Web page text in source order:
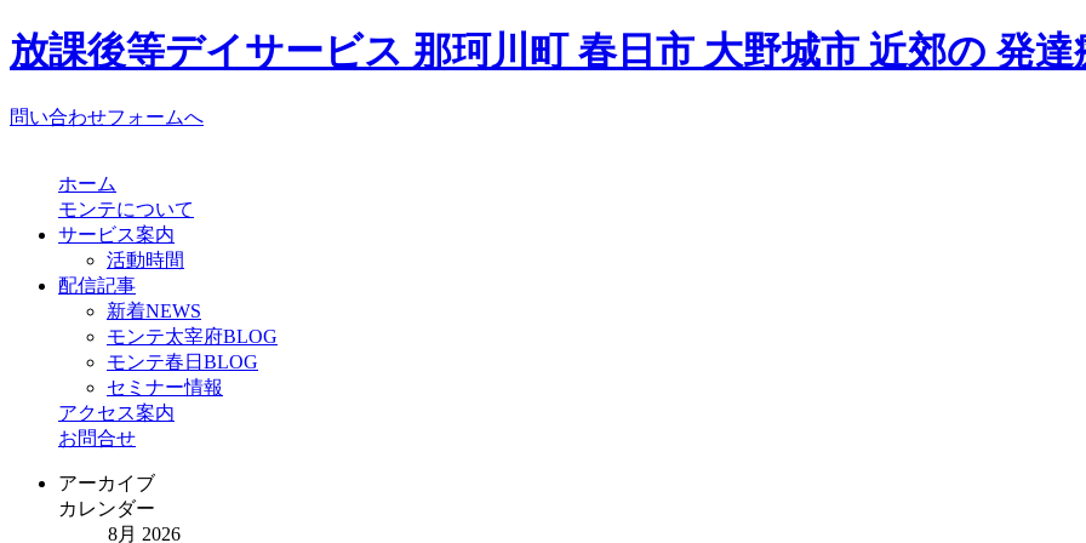
放課後等デイサービス 那珂川町 春日市 大野城市 近郊の 発
問い合わせフォームへ
ホーム
モンテについて
サービス案内
活動時間
配信記事
新着NEWS
モンテ太宰府BLOG
モンテ春日BLOG
セミナー情報
アクセス案内
お問合せ
アーカイブ
カレンダー
8月 2026